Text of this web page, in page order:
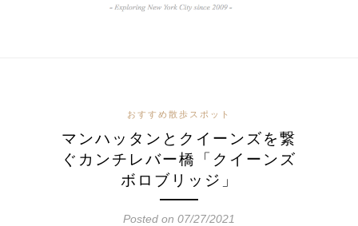
おすすめ散歩スポット
マンハッタンとクイーンズを繋
ぐカンチレバー橋「クイーンズ
ボロブリッジ」
Posted on 07/27/2021